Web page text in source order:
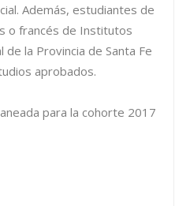
Además, estudiantes de
o francés de Institutos
la Provincia de Santa Fe
aprobados.
para la cohorte 2017